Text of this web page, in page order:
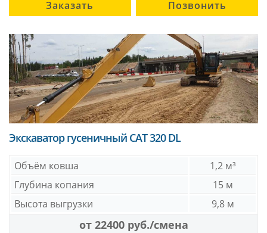
Заказать Позвонить
Экскаватор гусеничный CAT 320 DL
Объём ковша
1,2 м³
Глубина копания
15 м
Высота выгрузки
9,8 м
от 22400 руб./смена